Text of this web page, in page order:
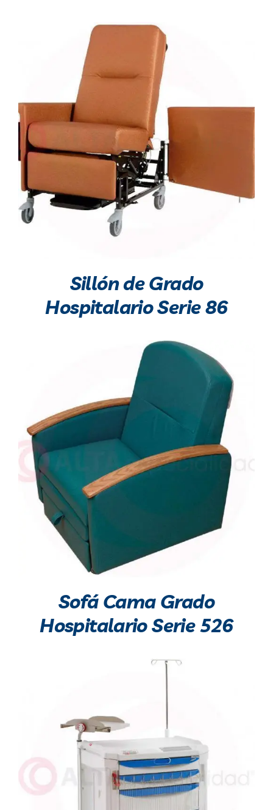
Sillón de Grado
Hospitalario Serie 86
Sofá Cama Grado
Hospitalario Serie 526